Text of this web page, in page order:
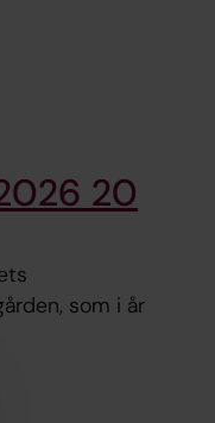
20
som i år